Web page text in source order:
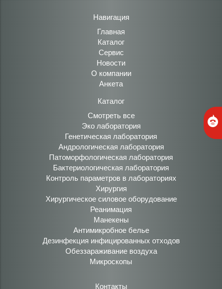
Навигация
Главная
Каталог
Сервис
Новости
О компании
Анкета
Каталог
Смотреть все
Эко лаборатория
Генетическая лаборатория
Андрологическая лаборатория
Патоморфологическая лаборатория
Бактериологическая лаборатория
Контроль параметров в лабораториях
Хирургия
Хирургическое силовое оборудование
Реанимация
Манекены
Антимикробное белье
Дезинфекция инфицированных отходов
Обеззараживание воздуха
Микроскопы
Контакты